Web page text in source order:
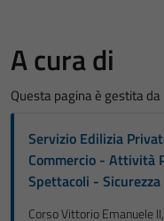
A cura di
Questa pagina è gestita da
Servizio Edilizia
Commercio - Attività
Spettacoli -
Corso Vittorio Emanuele